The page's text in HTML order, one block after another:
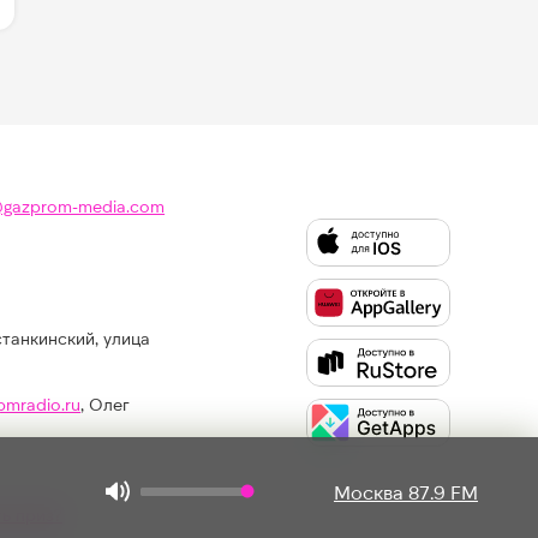
Москва 87.9 FM
media.com
улица
, Олег